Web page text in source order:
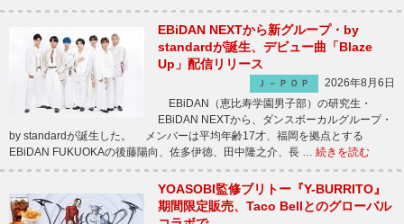
EBiDAN NEXTから新グループ・by
standardが誕生、デビュー曲「Blaze
Up」配信リリース
Ｊ－ＰＯＰ
2026年8月6日
EBiDAN（恵比寿学園男子部）の研究生・
EBiDAN NEXTから、ダンスボーカルグループ・
by standardが誕生した。 メンバーは平均年齢17才、福岡を拠点とする
EBiDAN FUKUOKAの後藤陽向、佐多伊徳、田中隆之介、長 … 続きを読む
YOASOBI監修ブリトー『Y-BURRITO』
期間限定販売、Taco Bellとのグローバル